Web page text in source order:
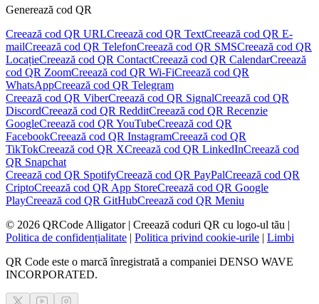
Generează cod QR
Creează cod QR URLCreează cod QR TextCreează cod QR E-
mailCreează cod QR TelefonCreează cod QR SMSCreează cod QR
LocațieCreează cod QR ContactCreează cod QR CalendarCreează
cod QR ZoomCreează cod QR Wi-FiCreează cod QR
WhatsAppCreează cod QR Telegram
Creează cod QR ViberCreează cod QR SignalCreează cod QR
DiscordCreează cod QR RedditCreează cod QR Recenzie
GoogleCreează cod QR YouTubeCreează cod QR
FacebookCreează cod QR InstagramCreează cod QR
TikTokCreează cod QR XCreează cod QR LinkedInCreează cod
QR Snapchat
Creează cod QR SpotifyCreează cod QR PayPalCreează cod QR
CriptoCreează cod QR App StoreCreează cod QR Google
PlayCreează cod QR GitHubCreează cod QR Meniu
© 2026 QRCode Alligator | Creează coduri QR cu logo-ul tău |
Politica de confidențialitate | Politica privind cookie-urile | Limbi
QR Code este o marcă înregistrată a companiei DENSO WAVE
INCORPORATED.